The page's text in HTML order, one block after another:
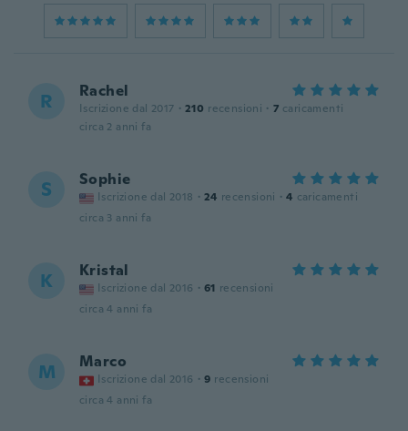
R Rachel
Iscrizione dal 2017 · 210 recensioni · 7 caricamenti
circa 2 anni fa
S Sophie
Iscrizione dal 2018 · 24 recensioni · 4 caricamenti
circa 3 anni fa
K Kristal
Iscrizione dal 2016 · 61 recensioni
circa 4 anni fa
M Marco
Iscrizione dal 2016 · 9 recensioni
circa 4 anni fa